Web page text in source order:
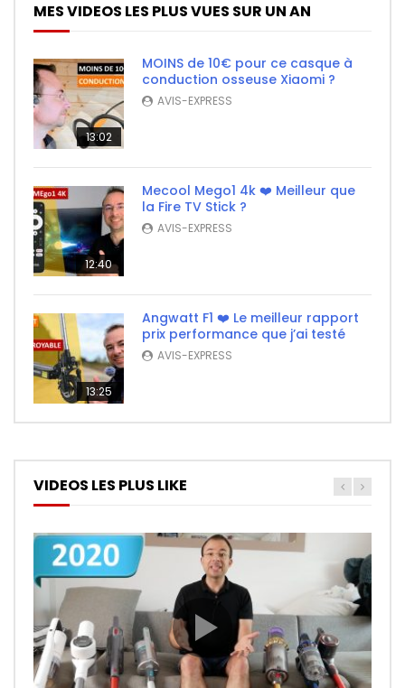
MES VIDEOS LES PLUS VUES SUR UN AN
13:02
MOINS de 10€ pour ce casque à
conduction osseuse Xiaomi ?
AVIS-EXPRESS
12:40
Mecool Mego1 4k ❤️ Meilleur que
la Fire TV Stick ?
AVIS-EXPRESS
13:25
Angwatt F1 ❤️ Le meilleur rapport
prix performance que j’ai testé
AVIS-EXPRESS
VIDEOS LES PLUS LIKE